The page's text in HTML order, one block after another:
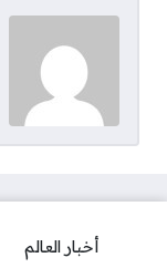
أخبار العالم